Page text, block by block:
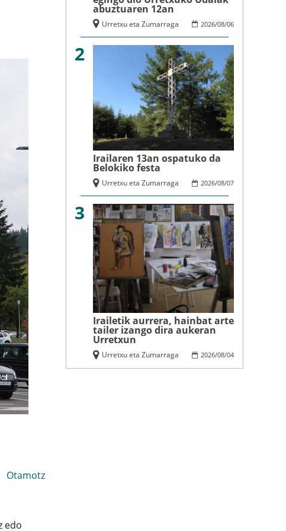
Otamotz
edo
abuztuaren 12an
2026/08/06
Urretxu eta Zumarraga
2
Irailaren 13an ospatuko da
Belokiko festa
2026/08/07
Urretxu eta Zumarraga
3
Irailetik aurrera, hainbat arte
tailer izango dira aukeran
Urretxun
2026/08/04
Urretxu eta Zumarraga